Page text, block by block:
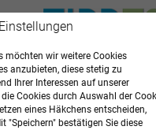
ARZTBEDARF
möchten wir weitere Cookies
anzubieten, diese stetig zu
Ihrer Interessen auf unserer
Cookies durch Auswahl der
eines Häkchens entscheiden,
"Speichern" bestätigen Sie diese